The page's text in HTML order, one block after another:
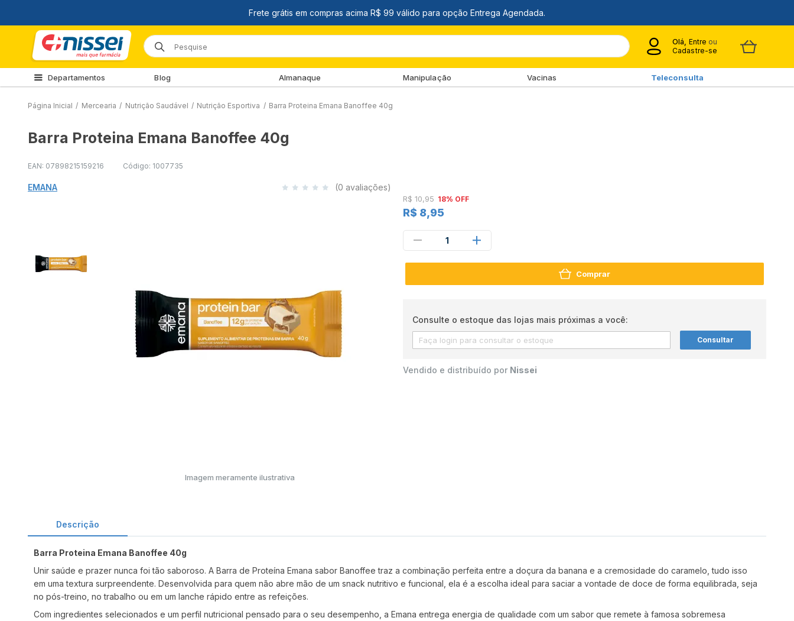
Olá, Entre ou
Cadastre-se
Departamentos Blog Almanaque Manipulação Vacinas Teleconsulta
Página Inicial / Mercearia / Nutrição Saudável / Nutrição Esportiva / Barra Proteina Emana Banoffee 40g
Barra Proteina Emana Banoffee 40g
EAN: 07898215159216 Código: 1007735
EMANA (0 avaliações)
Imagem meramente ilustrativa
R$ 10,95 18% OFF
R$ 8,95
1
Comprar
Consulte o estoque das lojas mais próximas a você:
Consultar
Vendido e distribuído por Nissei
Descrição
Barra Proteina Emana Banoffee 40g
Unir saúde e prazer nunca foi tão saboroso. A Barra de Proteína Emana sabor Banoffee traz a combinação perfeita entre a doçura da banana e a cremosidade do caramelo, tudo isso
em uma textura surpreendente. Desenvolvida para quem não abre mão de um snack nutritivo e funcional, ela é a escolha ideal para saciar a vontade de doce de forma equilibrada, seja
no pós-treino, no trabalho ou em um lanche rápido entre as refeições.
Com ingredientes selecionados e um perfil nutricional pensado para o seu desempenho, a Emana entrega energia de qualidade com um sabor que remete à famosa sobremesa